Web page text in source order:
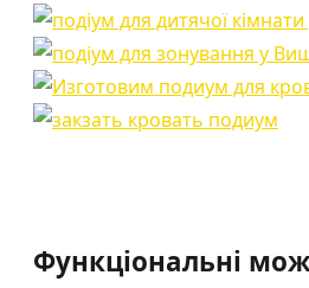
Функціональні